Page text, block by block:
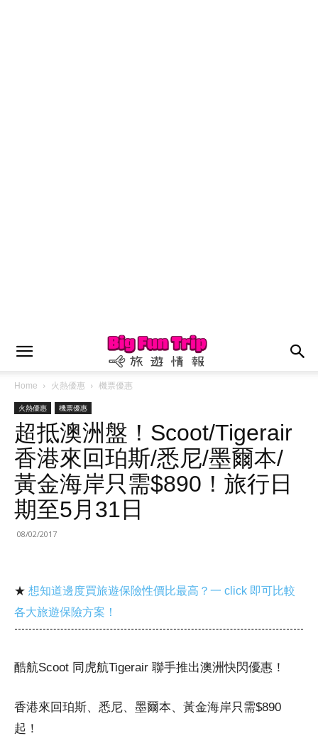
Home 火熱優惠 機票優惠
火熱優惠 機票優惠
超抵澳洲盤！Scoot/Tigerair
香港來回珀斯/悉尼/墨爾本/
黃金海岸只需$890！旅行日
期至5月31日
08/02/2017
★ 想知道邊度買旅遊保險性價比最高？一 click 即可比較
各大旅遊保險方案！
酷航Scoot 同虎航Tigerair 聯手推出澳洲快閃優惠！
香港來回珀斯、悉尼、墨爾本、黃金海岸只需$890
起！